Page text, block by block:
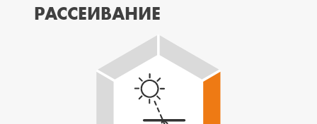
РАССЕИВАНИЕ